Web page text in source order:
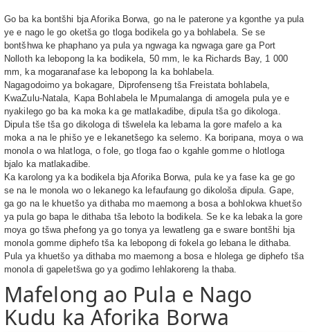
Go ba ka bontšhi bja Aforika Borwa, go na le paterone ya kgonthe ya pula
ye e nago le go oketša go tloga bodikela go ya bohlabela. Se se
bontšhwa ke phaphano ya pula ya ngwaga ka ngwaga gare ga Port
Nolloth ka lebopong la ka bodikela, 50 mm, le ka Richards Bay, 1 000
mm, ka mogaranafase ka lebopong la ka bohlabela.
Nagagodoimo ya bokagare, Diprofenseng tša Freistata bohlabela,
KwaZulu-Natala, Kapa Bohlabela le Mpumalanga di amogela pula ye e
nyakilego go ba ka moka ka ge matlakadibe, dipula tša go dikologa.
Dipula tše tša go dikologa di tšwelela ka lebama la gore mafelo a ka
moka a na le phišo ye e lekanetšego ka selemo. Ka boripana, moya o wa
monola o wa hlatloga, o fole, go tloga fao o kgahle gomme o hlotloga
bjalo ka matlakadibe.
Ka karolong ya ka bodikela bja Aforika Borwa, pula ke ya fase ka ge go
se na le monola wo o lekanego ka lefaufaung go dikološa dipula. Gape,
ga go na le khuetšo ya dithaba mo maemong a bosa a bohlokwa khuetšo
ya pula go bapa le dithaba tša leboto la bodikela. Se ke ka lebaka la gore
moya go tšwa phefong ya go tonya ya lewatleng ga e sware bontšhi bja
monola gomme diphefo tša ka lebopong di fokela go lebana le dithaba.
Pula ya khuetšo ya dithaba mo maemong a bosa e hlolega ge diphefo tša
monola di gapeletšwa go ya godimo lehlakoreng la thaba.
Mafelong ao Pula e Nago
Kudu ka Aforika Borwa